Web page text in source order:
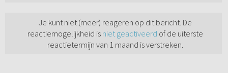
Je kunt niet (meer) reageren op dit bericht. De
reactiemogelijkheid is niet geactiveerd of de uiterste
reactietermijn van 1 maand is verstreken.